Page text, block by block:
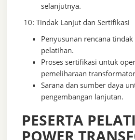
selanjutnya.
10: Tindak Lanjut dan Sertifikasi
Penyusunan rencana
pelatihan.
Proses sertifikasi untuk
pemeliharaan
Sarana dan sumber daya
pengembangan lanjutan.
PESERTA
POWER